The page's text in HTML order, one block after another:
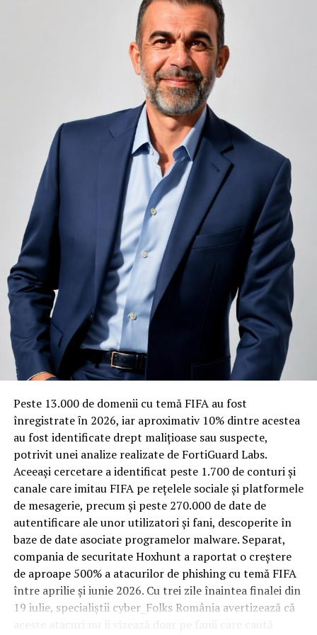
unele de altele, separate de pereți care nu pot fi făcuți
infinit de groși din motive practice și economice.
Zgomotul pașilor din camera de sus sau din coridorul
adiacent rămâne una dintre cele mai frecvente
nemulțumiri semnalate de oaspeți în recenziile online,
chiar și la unități altfel apreciate pentru servicii și
locație. De multe ori, oaspeții nu identifică pardoseala
drept sursa reală a problemei, ci descriu simplu senzația
de spațiu zgomotos sau agitat.
Pardoseala joacă un rol important în absorbția acestor
sunete, mai ales în zonele de trecere frecventă dintre
cameră și baie sau dintre pat și fereastră. Un material cu
proprietăți fonoabsorbante bune reduce transmiterea
zgomotului către camerele vecine și către etajele
inferioare, un aspect esențial mai ales în clădirile mai
vechi, cu structuri care nu au fost proiectate inițial
pentru izolare fonică performantă.
Rotația rapidă a oaspeților cere
materiale rezistente
Spre diferență de o locuință obișnuită, o cameră de hotel
trece printr-un ciclu de utilizare intensă: oaspeți diferiți,
bagaje trase pe roți, curățenie zilnică, uneori mai multe
rezervări consecutive în aceeași săptămână. Această
frecvență ridicată de utilizare pune presiune reală pe
orice suprafață, iar pardoseala este printre primele
elemente afectate vizibil, mai ales în zona din jurul
patului și a ușii de acces.
În etapa de renovare sau construcție, administratorii
care iau în calcul mocheta trafic intens
pentru zonele
cu rotație mare reduc riscul de uzură prematură și de
decolorare vizibilă în punctele de trecere frecventă. Este
o decizie care ține mai puțin de stil și mai mult de
Peste 13.000 de domenii cu temă FIFA au fost
înregistrate ȋn 2026, iar aproximativ 10% dintre acestea
au fost identificate drept malițioase sau suspecte,
potrivit unei analize realizate de FortiGuard Labs.
Aceeași cercetare a identificat peste 1.700 de conturi și
canale care imitau FIFA pe rețelele sociale și platformele
de mesagerie, precum și peste 270.000 de date de
autentificare ale unor utilizatori și fani, descoperite în
baze de date asociate programelor malware. Separat,
compania de securitate Hoxhunt a raportat o creștere
de aproape 500% a atacurilor de phishing cu temă FIFA
între aprilie și iunie 2026. Cu trei zile înaintea finalei din
19 iulie, specialiștii cyber_Folks România avertizează că